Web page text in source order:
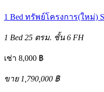
1 Bed ทรัพย์โครงการ(ใหม่)
1 Bed 25 ตรม. ชั้น 6 FH
เช่า 8,000 ฿
ขาย 1,790,000 ฿